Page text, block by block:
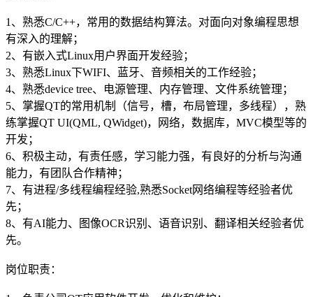
1、熟悉C/C++，常用的数据结构算法。对面向对象编程思想
有深入的理解；
2、有嵌入式Linux用户界面开发经验；
3、熟悉Linux下WIFI、蓝牙、音频相关的工作经验；
4、熟悉device tree、电源管理、内存管理、文件系统管理；
5、掌握QT的常用机制（信号，槽，布局管理，多线程），熟
练掌握QT UI(QML, QWidget)，网络，数据库，MVC模型等的
开发；
6、积极主动，有责任感，学习能力强，有良好的分析与沟通
能力，有团队合作精神；
7、有进程/多线程编程经验,熟悉Socket网络编程等经验者优
先；
8、有AI能力、图像OCR识别、语音识别、翻译相关经验者优
先。
岗位职责：